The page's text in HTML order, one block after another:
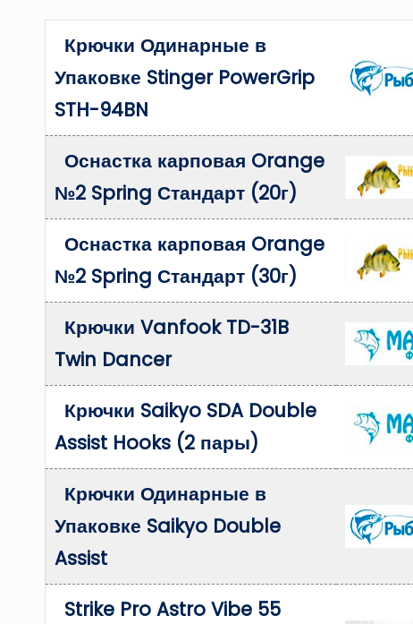
Крючки Одинарные в
Упаковке Stinger PowerGrip
STH-94BN
Оснастка карповая Orange
№2 Spring Стандарт (20г)
Оснастка карповая Orange
№2 Spring Стандарт (30г)
Крючки Vanfook TD-31B
Twin Dancer
Крючки Saikyo SDA Double
Assist Hooks (2 пары)
Крючки Одинарные в
Упаковке Saikyo Double
Assist
Strike Pro Astro Vibe 55